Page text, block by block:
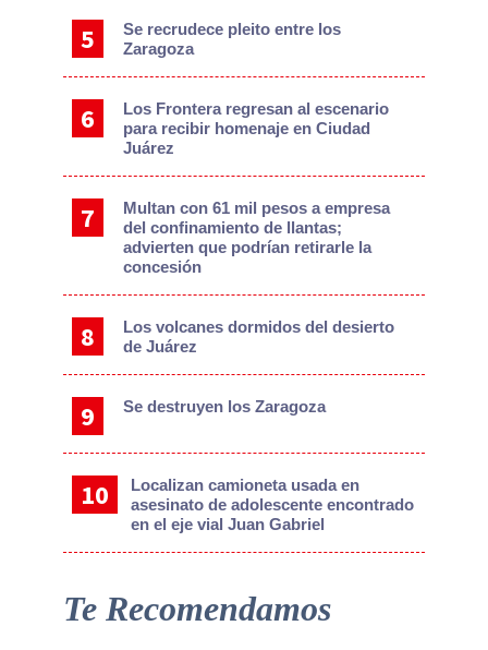
Se recrudece pleito entre los
Zaragoza
Los Frontera regresan al escenario
para recibir homenaje en Ciudad
Juárez
Multan con 61 mil pesos a empresa
del confinamiento de llantas;
advierten que podrían retirarle la
concesión
Los volcanes dormidos del desierto
de Juárez
Se destruyen los Zaragoza
Localizan camioneta usada en
asesinato de adolescente encontrado
en el eje vial Juan Gabriel
Te Recomendamos